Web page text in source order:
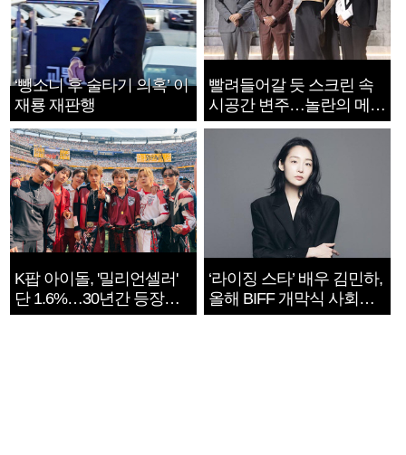
‘뺑소니 후 술타기 의혹’ 이
재룡 재판행
빨려들어갈 듯 스크린 속
시공간 변주…놀란의 메시
지는 ‘전쟁 속죄’
K팝 아이돌, '밀리언셀러'
단 1.6%…30년간 등장
1182개팀 전수조사
‘라이징 스타’ 배우 김민하,
올해 BIFF 개막식 사회자
확정